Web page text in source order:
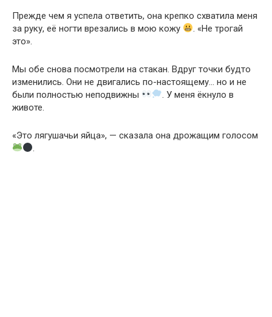
Прежде чем я успела ответить, она крепко схватила меня
за руку, её ногти врезались в мою кожу
. «Не трогай
это».
Мы обе снова посмотрели на стакан. Вдруг точки будто
изменились. Они не двигались по-настоящему… но и не
были полностью неподвижны
. У меня ёкнуло в
животе.
«Это лягушачьи яйца», — сказала она дрожащим голосом
.